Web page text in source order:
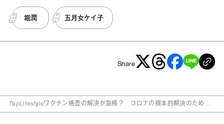
堀潤 五月女ケイ子
Share
TopLifestyleワクチン格差の解決が急務？ コロナの根本的解決のために